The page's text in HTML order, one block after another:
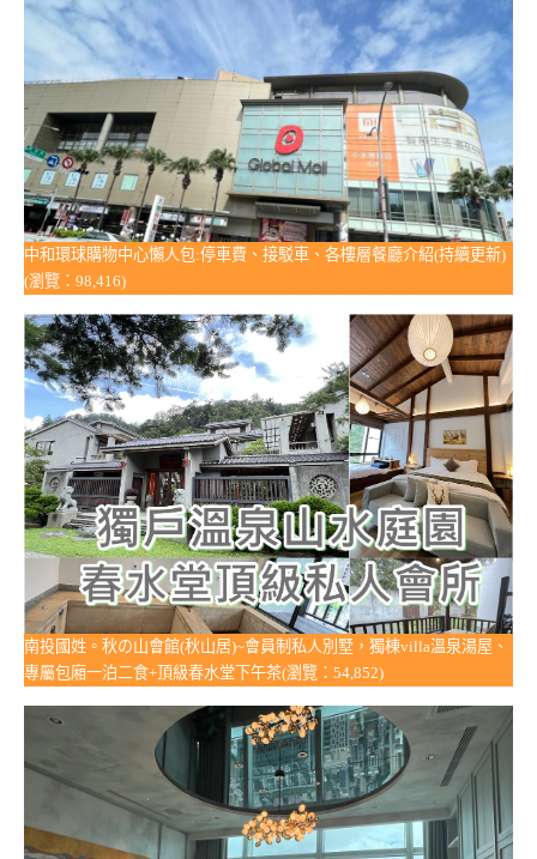
中和環球購物中心懶人包:停車費、接駁車、各樓層餐廳介紹(持續更新)
(瀏覽：98,416)
南投國姓。秋の山會館(秋山居)~會員制私人別墅，獨棟villa溫泉湯屋、
專屬包廂一泊二食+頂級春水堂下午茶(瀏覽：54,852)